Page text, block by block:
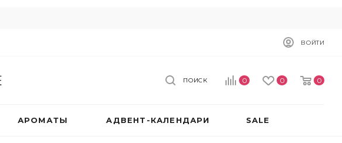
ВОЙТИ
0 0 0
ПОИСК
АРОМАТЫ АДВЕНТ-КАЛЕНДАРИ SALE